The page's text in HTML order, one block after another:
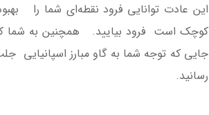
این عادت توانایی فرود نقطه‌ای شما را
کوچک است فرود بیایید. همچنین به شما
جایی که توجه شما به گاو مبارز
رسانید.